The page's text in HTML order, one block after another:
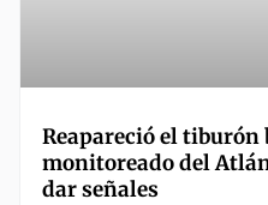
Reapareció el tiburón
monitoreado del
dar señales